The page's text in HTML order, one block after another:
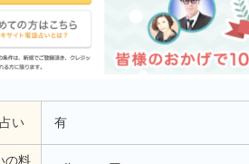
い 有
の料